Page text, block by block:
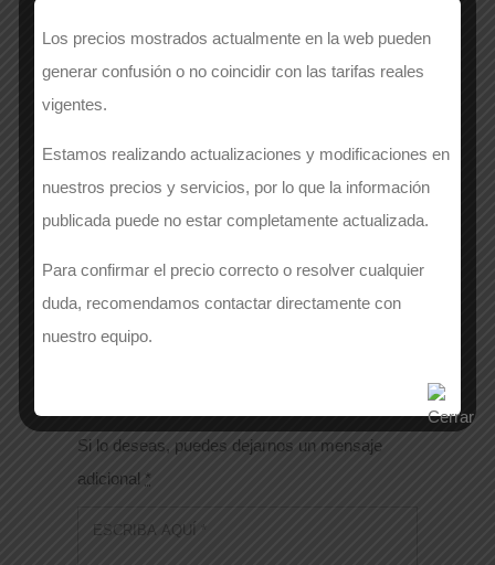
APELLIDOS *
Si lo deseas, puedes dejarnos un mensaje
adicional *
Los precios mostrados actualmente en la web pueden
generar confusión o no coincidir con las tarifas reales
vigentes.
Estamos realizando actualizaciones y modificaciones en
nuestros precios y servicios, por lo que la información
publicada puede no estar completamente actualizada.
Para confirmar el precio correcto o resolver cualquier
duda, recomendamos contactar directamente con
nuestro equipo.